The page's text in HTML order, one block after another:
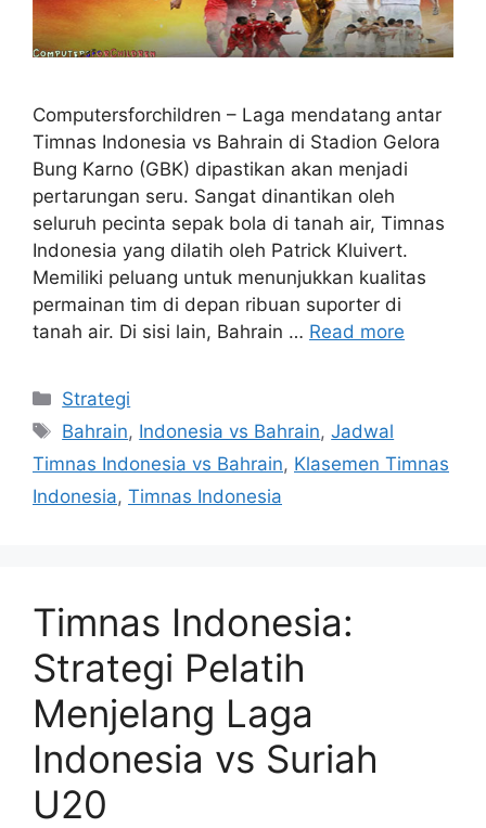
Computersforchildren – Laga mendatang antar
Timnas Indonesia vs Bahrain di Stadion Gelora
Bung Karno (GBK) dipastikan akan menjadi
pertarungan seru. Sangat dinantikan oleh
seluruh pecinta sepak bola di tanah air, Timnas
Indonesia yang dilatih oleh Patrick Kluivert.
Memiliki peluang untuk menunjukkan kualitas
permainan tim di depan ribuan suporter di
tanah air. Di sisi lain, Bahrain … Read more
Categories
Strategi
Tags
Bahrain, Indonesia vs Bahrain,Jadwal
Timnas Indonesia vs Bahrain, Klasemen Timnas
Indonesia, Timnas Indonesia
Timnas Indonesia:
Strategi Pelatih
Menjelang Laga
Indonesia vs Suriah
U20